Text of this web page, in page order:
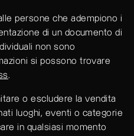
persone che adempiono i
di un documento di
non sono
si possono trovare
.
o escludere la vendita
luoghi, eventi o categorie
in qualsiasi momento